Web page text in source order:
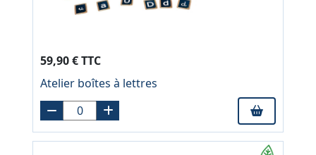
59,90 € TTC
Atelier boîtes à lettres